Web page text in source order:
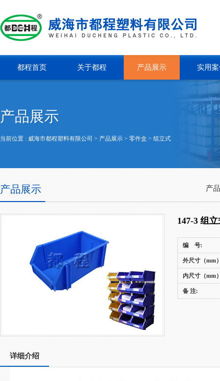
都程首页 关于都程 产品展示 实用
产品展示
当前位置 : 威海市都程塑料有限公司 > 产品展示 > 零件盒 > 组立式
产品展示 产
147-3 组
编 号:
外尺寸（mm
内尺寸（mm
备 注:
详细介绍